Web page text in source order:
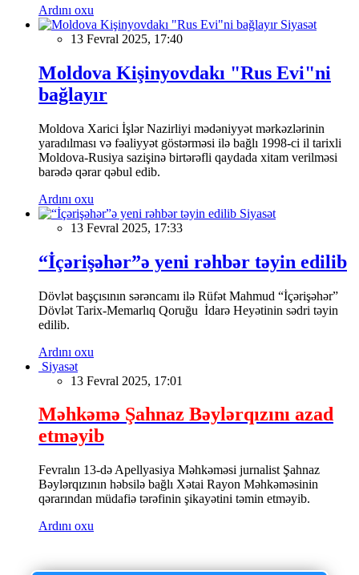
Ardını oxu
Siyasət
13 Fevral 2025, 17:40
Moldova Kişinyovdakı "Rus Evi"ni
bağlayır
Moldova Xarici İşlər Nazirliyi mədəniyyət mərkəzlərinin
yaradılması və fəaliyyət göstərməsi ilə bağlı 1998-ci il tarixli
Moldova-Rusiya sazişinə birtərəfli qaydada xitam verilməsi
barədə qərar qəbul edib.
Ardını oxu
Siyasət
13 Fevral 2025, 17:33
“İçərişəhər”ə yeni rəhbər təyin edilib
Dövlət başçısının sərəncamı ilə Rüfət Mahmud “İçərişəhər”
Dövlət Tarix-Memarlıq Qoruğu İdarə Heyətinin sədri təyin
edilib.
Ardını oxu
Siyasət
13 Fevral 2025, 17:01
Məhkəmə Şahnaz Bəylərqızını azad
etməyib
Fevralın 13-də Apellyasiya Məhkəməsi jurnalist Şahnaz
Bəylərqızının həbsilə bağlı Xətai Rayon Məhkəməsinin
qərarından müdafiə tərəfinin şikayətini təmin etməyib.
Ardını oxu